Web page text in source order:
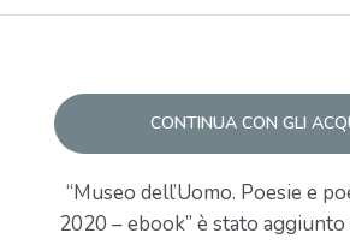
CONTINUA CON GLI
“Museo dell’Uomo. Poesie e
2020 – ebook” è stato